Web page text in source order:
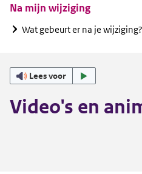
Na mijn wijziging
Wat gebeurt er na je wijziging?
Lees voor
Video's en